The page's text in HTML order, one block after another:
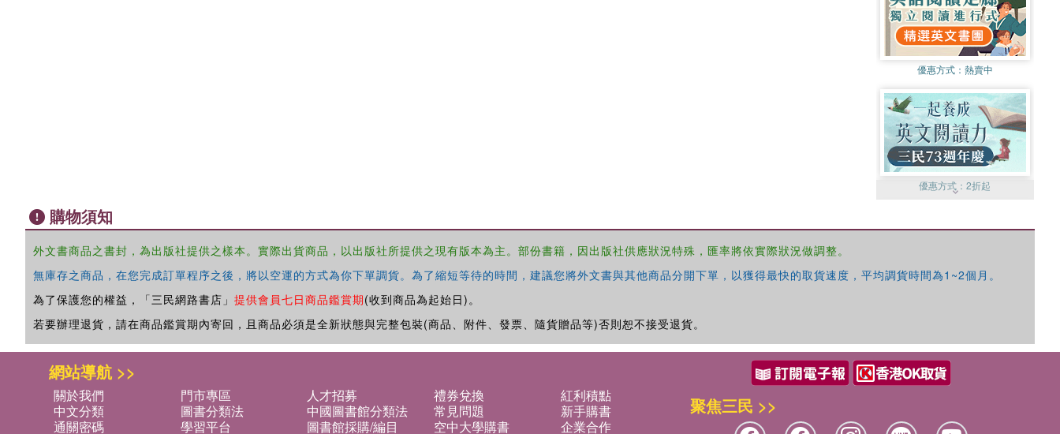
優惠方式： 熱賣中
優惠方式：2折起
購物須知
外文書商品之書封，為出版社提供之樣本。實際出貨商品，以出版社所提供之現有版本為主。部份書籍，因出版社供應狀況特殊，匯率將依實際狀況做調整。
無庫存之商品，在您完成訂單程序之後，將以空運的方式為你下單調貨。為了縮短等待的時間，建議您將外文書與其他商品分開下單，以獲得最快的取貨速度，平均調貨時間為1~2個月。
為了保護您的權益，「三民網路書店」 提供會員七日商品鑑賞期(收到商品為起始日)。
若要辦理退貨，請在商品鑑賞期內寄回，且商品必須是全新狀態與完整包裝(商品、附件、發票、隨貨贈品等)否則恕不接受退貨。
網站導航 >>
關於我們 門市專區 人才招募 禮券兌換
紅利積點
中文分類
圖書分類法 中國圖書館分類法 常見問題
新手購書
通關密碼
學習平台 圖書館採購/編目 空中大學購書
企業合作
聚焦三民 >>